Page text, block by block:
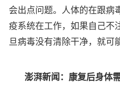
会出点问题。人体的在跟病
疫系统在工作，如果自己不
旦病毒没有清除干净，就可
澎湃新闻：康复后身体